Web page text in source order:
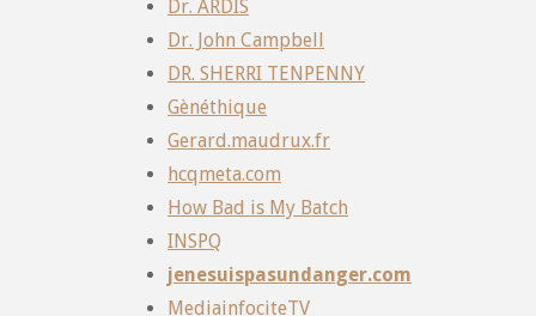
Dr. ARDIS
Dr. John Campbell
DR. SHERRI TENPENNY
Gènéthique
Gerard.maudrux.fr
hcqmeta.com
How Bad is My Batch
INSPQ
jenesuispasundanger.com
MediainfociteTV